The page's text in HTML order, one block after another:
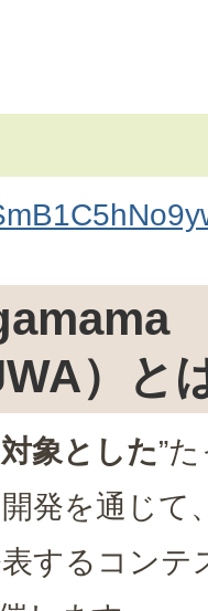
）と
象とした”
発を通じて
するコンテ